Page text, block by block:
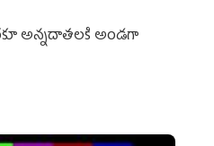
అన్నదాతలకి అండగా